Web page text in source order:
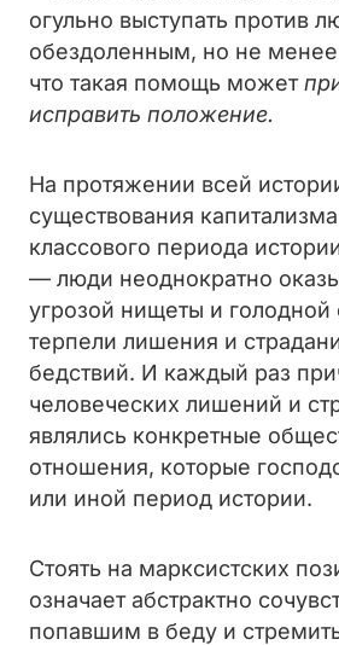
огульно выступать против
обездоленным, но не менее
что такая помощь может
исправить положение.
На протяжении всей
существования
классового периода
— люди неоднократно
угрозой нищеты и голодной
терпели лишения и
бедствий. И каждый раз
человеческих лишений и
являлись конкретные
отношения, которые
или иной период истории.
Стоять на марксистских
означает абстрактно
попавшим в беду и